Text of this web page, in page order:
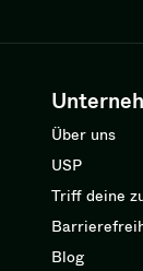
Über uns
USP
Triff deine
Blog